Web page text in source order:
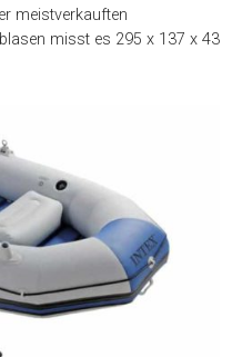
meistverkauften
misst es 295 x 137 x 43